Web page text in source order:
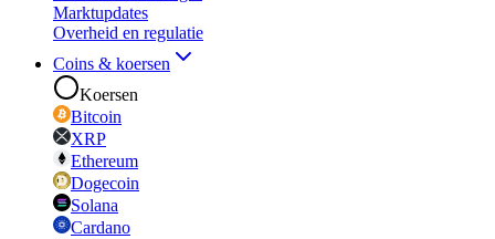
Marktupdates
Overheid en regulatie
Coins & koersen
Koersen
Bitcoin
XRP
Ethereum
Dogecoin
Solana
Cardano